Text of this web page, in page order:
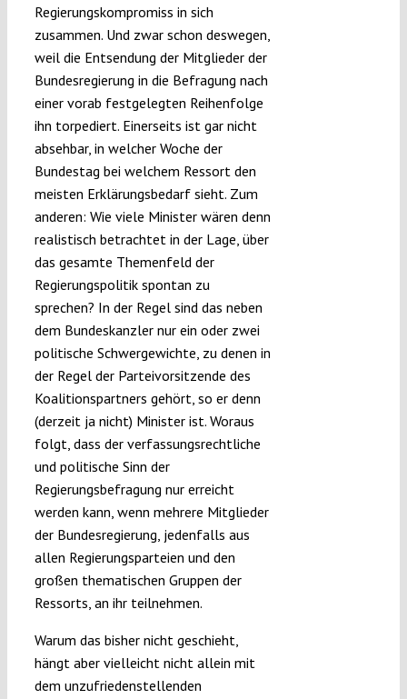
Regierungskompromiss in sich
zusammen. Und zwar schon deswegen,
weil die Entsendung der Mitglieder der
Bundesregierung in die Befragung nach
einer vorab festgelegten Reihenfolge
ihn torpediert. Einerseits ist gar nicht
absehbar, in welcher Woche der
Bundestag bei welchem Ressort den
meisten Erklärungsbedarf sieht. Zum
anderen: Wie viele Minister wären denn
realistisch betrachtet in der Lage, über
das gesamte Themenfeld der
Regierungspolitik spontan zu
sprechen? In der Regel sind das neben
dem Bundeskanzler nur ein oder zwei
politische Schwergewichte, zu denen in
der Regel der Parteivorsitzende des
Koalitionspartners gehört, so er denn
(derzeit ja nicht) Minister ist. Woraus
folgt, dass der verfassungsrechtliche
und politische Sinn der
Regierungsbefragung nur erreicht
werden kann, wenn mehrere Mitglieder
der Bundesregierung, jedenfalls aus
allen Regierungsparteien und den
großen thematischen Gruppen der
Ressorts, an ihr teilnehmen.
Warum das bisher nicht geschieht,
hängt aber vielleicht nicht allein mit
dem unzufriedenstellenden